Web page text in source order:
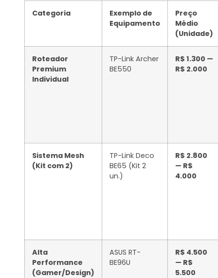
Categoria
Exemplo de
Equipamento
Preço
Médio
(Unidade)
Roteador
Premium
Individual
TP-Link Archer
BE550
R$ 1.300 —
R$ 2.000
Sistema Mesh
(Kit com 2)
TP-Link Deco
BE65 (Kit 2
un.)
R$ 2.800
— R$
4.000
Alta
Performance
(Gamer/Design)
ASUS RT-
BE96U
R$ 4.500
— R$
5.500